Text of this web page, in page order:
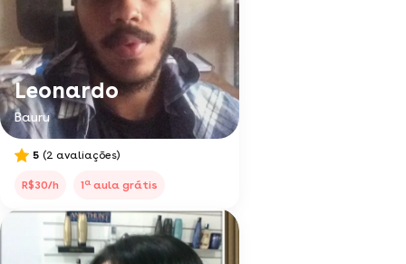
Leonardo
Bauru
5 (2 avaliações)
R$30/h 1a aula grátis